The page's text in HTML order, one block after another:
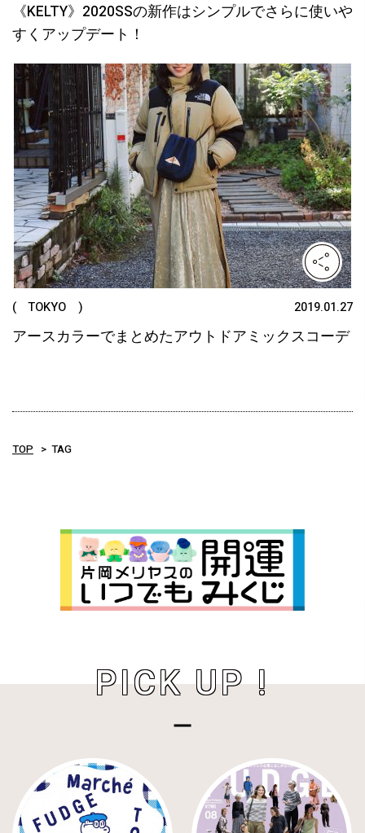
《KELTY》2020SSの新作はシンプルでさらに使いや
すくアップデート！
( TOKYO ) 2019.01.27
アースカラーでまとめたアウトドアミックスコーデ
TOP TAG
PICK UP !